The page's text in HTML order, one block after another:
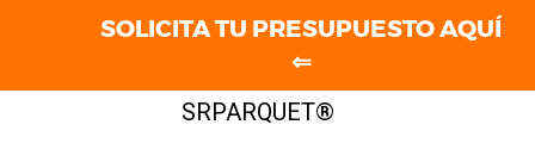
SRPARQUET®
SOLICITA TU PRESUPUESTO AQUÍ
⇐